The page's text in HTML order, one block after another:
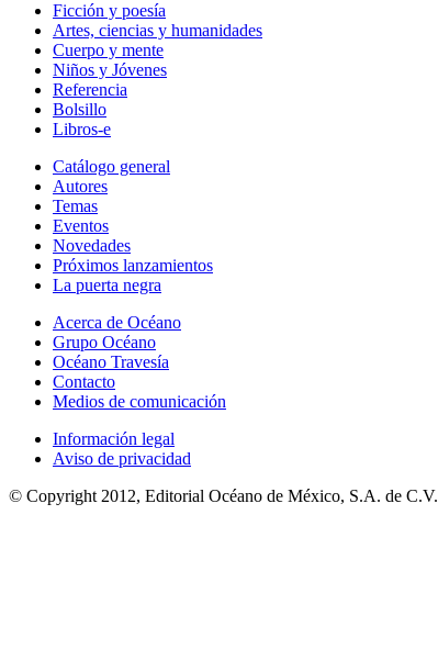
Ficción y poesía
Artes, ciencias y humanidades
Cuerpo y mente
Niños y Jóvenes
Referencia
Bolsillo
Libros-e
Catálogo general
Autores
Temas
Eventos
Novedades
Próximos lanzamientos
La puerta negra
Acerca de Océano
Grupo Océano
Océano Travesía
Contacto
Medios de comunicación
Información legal
Aviso de privacidad
© Copyright 2012, Editorial Océano de México, S.A. de C.V.